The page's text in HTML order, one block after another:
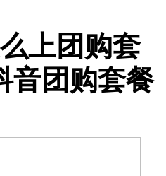
上团购套
音团购套餐